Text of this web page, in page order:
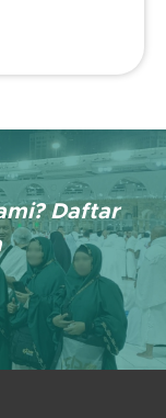
Daftar